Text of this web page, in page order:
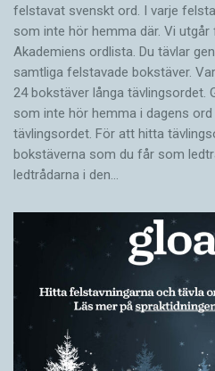
felstavat svenskt ord. I varje
som inte hör hemma där. Vi
Akademiens ordlista. Du tävlar
samtliga felstavade bokstäver.
24 bokstäver långa tävlingsordet.
som inte hör hemma i dagens
tävlingsordet. För att hitta
bokstäverna som du får som
ledtrådarna i den…